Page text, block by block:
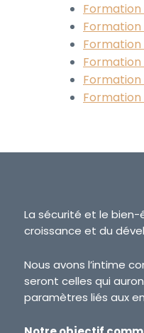
Formation
Formation
Formation
Formation
Formation
Formation
La sécurité et le
croissance et du
Nous avons l’intime
seront celles qui
paramètres liés aux